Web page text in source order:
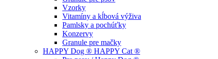
Vzorky
Vitamíny a kĺbová výživa
Pamlsky a pochúťky
Konzervy
Granule pre mačky
HAPPY Dog ® HAPPY Cat ®